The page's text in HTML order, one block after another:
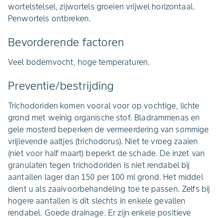
wortelstelsel, zijwortels groeien vrijwel horizontaal.
Penwortels ontbreken.
Bevorderende factoren
Veel bodemvocht, hoge temperaturen.
Preventie/bestrijding
Trichodoriden komen vooral voor op vochtige, lichte
grond met weinig organische stof. Bladrammenas en
gele mosterd beperken de vermeerdering van sommige
vrijlevende aaltjes (trichodorus). Niet te vroeg zaaien
(niet voor half maart) beperkt de schade. De inzet van
granulaten tegen trichodoriden is niet rendabel bij
aantallen lager dan 150 per 100 ml grond. Het middel
dient u als zaaivoorbehandeling toe te passen. Zelfs bij
hogere aantallen is dit slechts in enkele gevallen
rendabel. Goede drainage. Er zijn enkele positieve